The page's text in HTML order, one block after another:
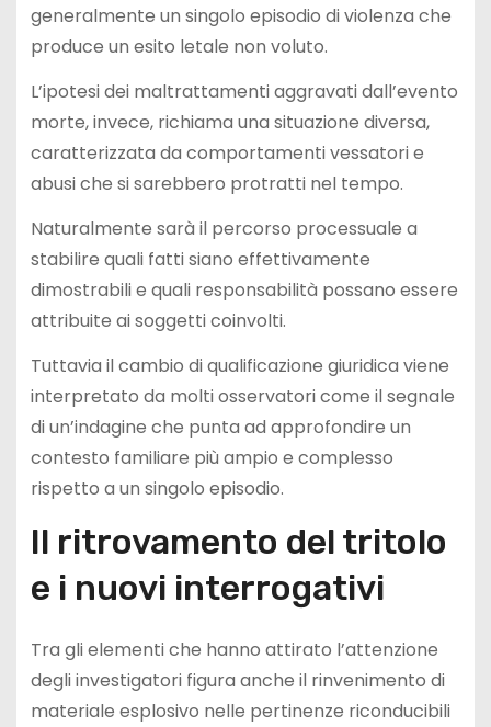
generalmente un singolo episodio di violenza che
produce un esito letale non voluto.
L’ipotesi dei maltrattamenti aggravati dall’evento
morte, invece, richiama una situazione diversa,
caratterizzata da comportamenti vessatori e
abusi che si sarebbero protratti nel tempo.
Naturalmente sarà il percorso processuale a
stabilire quali fatti siano effettivamente
dimostrabili e quali responsabilità possano essere
attribuite ai soggetti coinvolti.
Tuttavia il cambio di qualificazione giuridica viene
interpretato da molti osservatori come il segnale
di un’indagine che punta ad approfondire un
contesto familiare più ampio e complesso
rispetto a un singolo episodio.
Il ritrovamento del tritolo
e i nuovi interrogativi
Tra gli elementi che hanno attirato l’attenzione
degli investigatori figura anche il rinvenimento di
materiale esplosivo nelle pertinenze riconducibili